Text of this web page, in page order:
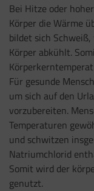
Bei Hitze oder
Körper die Wärme
bildet sich
Körper abkühlt.
Für gesunde
um sich auf den
vorzubereiten.
Temperaturen
und schwitzen
Natriumchlorid
Somit wird der
genutzt.